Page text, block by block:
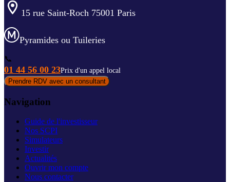
15 rue Saint-Roch 75001 Paris
Pyramides ou Tuileries
📞
01 44 56 00 23Prix d'un appel local
Prendre RDV avec un consultant
Navigation
Guide de l'investisseur
Nos SCPI
Simulateurs
Investir
Actualités
Ouvrir mon compte
Nous contacter